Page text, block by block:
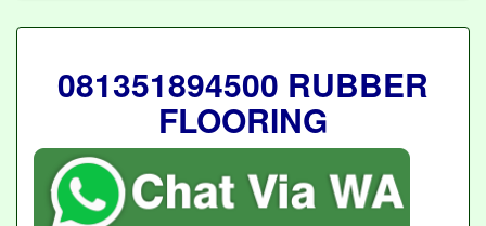
081351894500 RUBBER
FLOORING